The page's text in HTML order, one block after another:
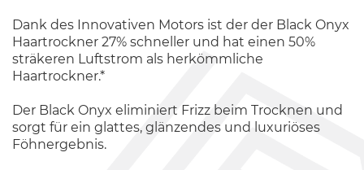
Dank des Innovativen Motors ist der der Black Onyx
Haartrockner 27% schneller und hat einen 50%
sträkeren Luftstrom als herkömmliche
Haartrockner.*
Der Black Onyx eliminiert Frizz beim Trocknen und
sorgt für ein glattes, glänzendes und luxuriöses
Föhnergebnis.